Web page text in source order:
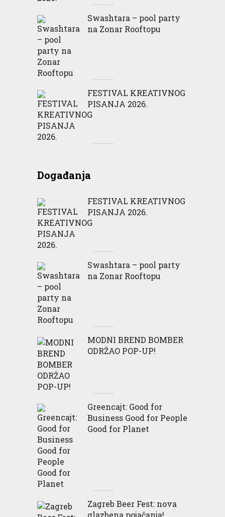
Swashtara – pool party
na Zonar Rooftopu
FESTIVAL KREATIVNOG
PISANJA 2026.
Događanja
FESTIVAL KREATIVNOG
PISANJA 2026.
Swashtara – pool party
na Zonar Rooftopu
MODNI BREND BOMBER
ODRŽAO POP-UP!
Greencajt: Good for
Business Good for People
Good for Planet
Zagreb Beer Fest: nova